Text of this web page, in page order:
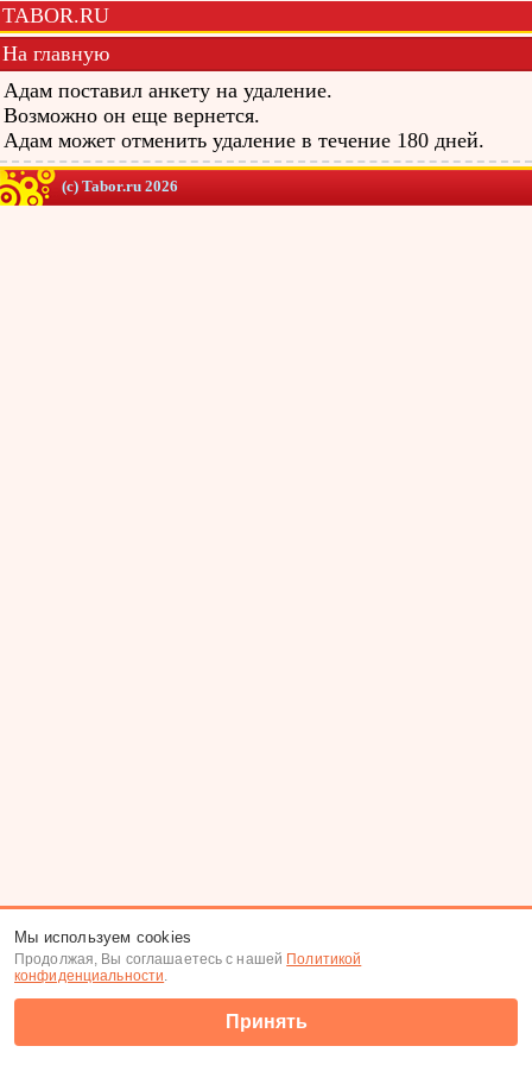
TABOR.RU
На главную
Адам поставил анкету на удаление.
Возможно он еще вернется.
Адам может отменить удаление в течение 180 дней.
(c) Tabor.ru 2026
Мы используем cookies
Продолжая, Вы соглашаетесь с нашей Политикой
конфиденциальности.
Принять